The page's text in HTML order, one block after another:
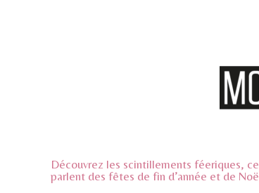
Découvrez les scintillements féeriques,
parlent des fêtes de fin d’année et de